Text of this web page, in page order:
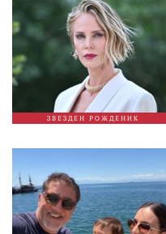
ЗВЕЗДЕН РОЖДЕНИК